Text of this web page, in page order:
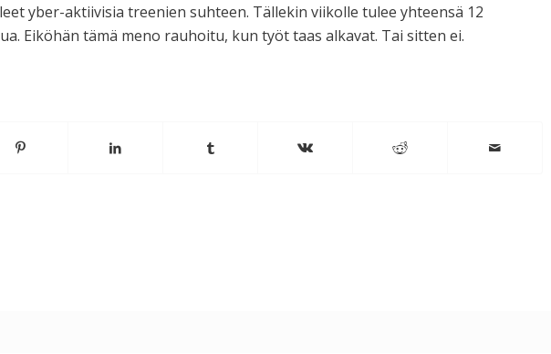
yber-aktiivisia treenien suhteen. Tällekin viikolle tulee yhteensä 12
Eiköhän tämä meno rauhoitu, kun työt taas alkavat. Tai sitten ei.